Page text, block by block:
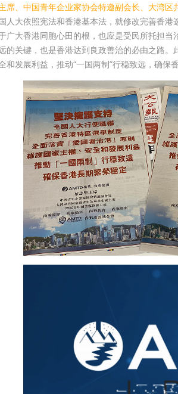
席、中国青年企业家协会特邀副会长、大湾
人大依照宪法和香港基本法，就修改完善香
广大香港同胞心田的根，也应是受民所托担当
的关键，也是香港达到良政善治的必由之路
和发展利益，推动“一国两制”行稳致远，确保